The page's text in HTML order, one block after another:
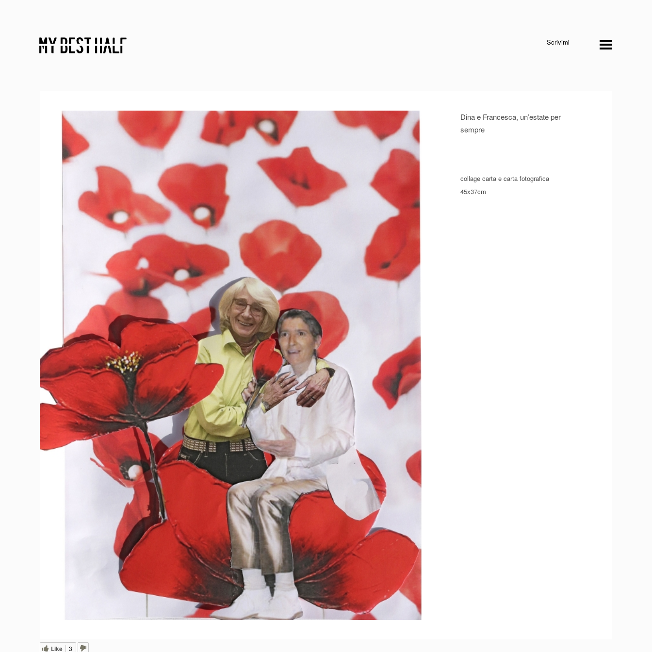
Scrivimi
Dina e Francesca, un’estate per
sempre
collage carta e carta fotografica
45x37cm
Like 3